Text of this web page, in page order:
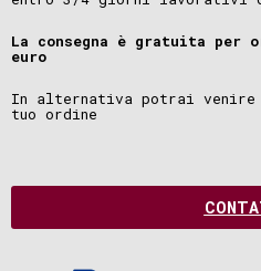
La consegna è gratuita per
euro
In alternativa potrai
tuo ordine